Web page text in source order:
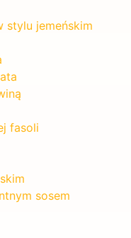
stylu jemeńskim
fasoli
sosem